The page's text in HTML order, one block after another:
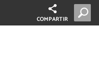
COMPARTIR